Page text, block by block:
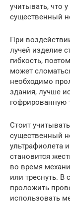
учитывать, что
существенный
При
лучей изделие
гибкость,
может
необходимо
здания, лучше
гофрированную
Стоит
существенный
ультрафиолета
становится
во время
или треснуть. В
проложить
использовать